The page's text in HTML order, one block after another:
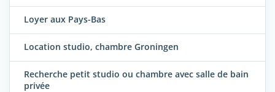
Loyer aux Pays-Bas
Location studio, chambre Groningen
Recherche petit studio ou chambre avec salle de bain
privée